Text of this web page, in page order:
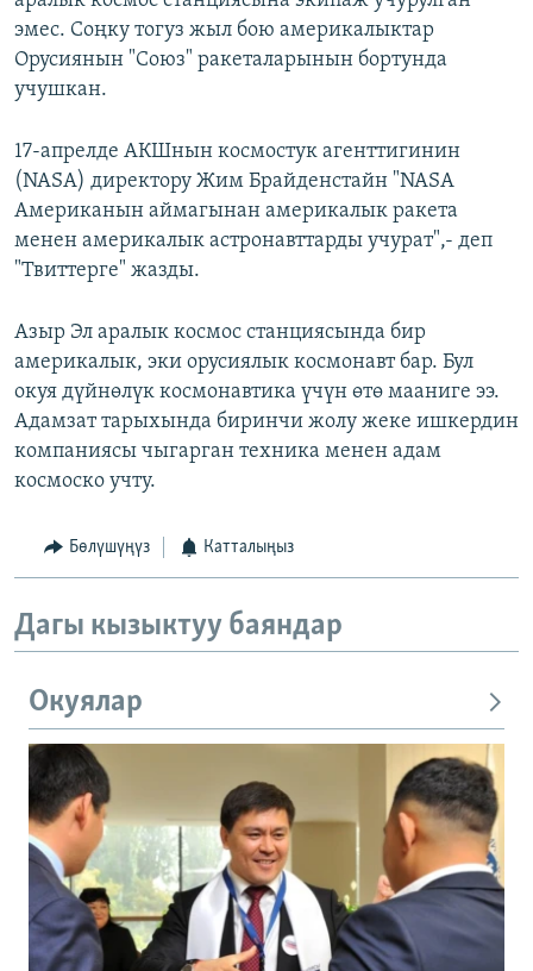
эмес. Соңку тогуз жыл бою америкалыктар
Орусиянын "Союз" ракеталарынын бортунда
учушкан.
17-апрелде АКШнын космостук агенттигинин
(NASА) директору Жим Брайденстайн "NASA
Американын аймагынан америкалык ракета
менен америкалык астронавттарды учурат",- деп
"Твиттерге" жазды.
Азыр Эл аралык космос станциясында бир
америкалык, эки орусиялык космонавт бар. Бул
окуя дүйнөлүк космонавтика үчүн өтө мааниге ээ.
Адамзат тарыхында биринчи жолу жеке ишкердин
компаниясы чыгарган техника менен адам
космоско учту.
Бөлүшүңүз Катталыңыз
Дагы кызыктуу баяндар
Окуялар